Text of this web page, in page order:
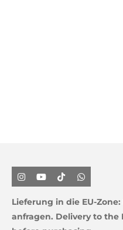
I
n
t
a
Y
o
T
u
T
i
T
o
W
h
a
t
s
Lieferung in die EU-Zone:
anfragen. Delivery to the